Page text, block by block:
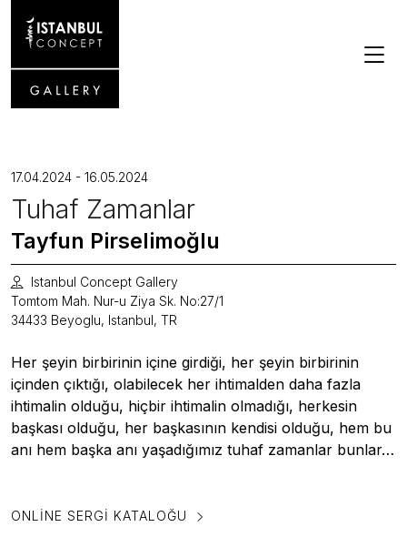
17.04.2024 - 16.05.2024
Tuhaf Zamanlar
Tayfun Pirselimoğlu
Istanbul Concept Gallery
Tomtom Mah. Nur-u Ziya Sk. No:27/1
34433 Beyoglu, Istanbul, TR
Her şeyin birbirinin içine girdiği, her şeyin birbirinin
içinden çıktığı, olabilecek her ihtimalden daha fazla
ihtimalin olduğu, hiçbir ihtimalin olmadığı, herkesin
başkası olduğu, her başkasının kendisi olduğu, hem bu
anı hem başka anı yaşadığımız tuhaf zamanlar bunlar…
ONLINE SERGI KATALOĞU